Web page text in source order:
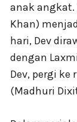
anak angkat.
Khan)
hari, Dev
dengan
Dev, pergi
(Madhuri